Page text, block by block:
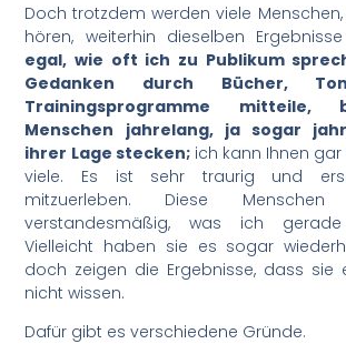
Doch trotzdem werden viele
hören, weiterhin dieselben
egal, wie oft ich zu Publikum
Gedanken durch Bücher,
Trainingsprogramme mitteile,
Menschen jahrelang, ja sogar
ihrer Lage stecken;ich kann Ihnen gar
viele. Es ist sehr traurig und
mitzuerleben. Diese Menschen
verstandesmäßig, was ich
Vielleicht haben sie es sogar
doch zeigen die Ergebnisse, dass sie
nicht wissen.
Dafür gibt es verschiedene Gründe.